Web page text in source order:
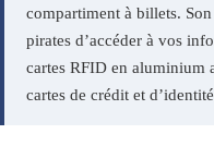
compartiment à billets.
pirates d’accéder à vos
cartes RFID en aluminium
cartes de crédit et